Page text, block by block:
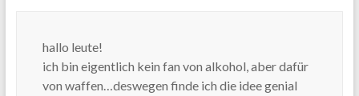
hallo leute!
ich bin eigentlich kein fan von alkohol, aber dafür
von waffen…deswegen finde ich die idee genial